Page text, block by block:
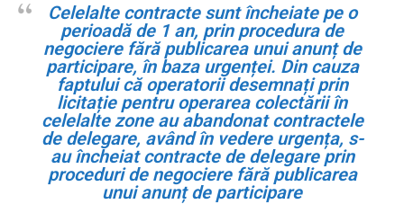
Celelalte contracte sunt încheiate pe o
perioadă de 1 an, prin procedura de
negociere fără publicarea unui anunț de
participare, în baza urgenței. Din cauza
faptului că operatorii desemnați prin
licitație pentru operarea colectării în
celelalte zone au abandonat contractele
de delegare, având în vedere urgența, s-
au încheiat contracte de delegare prin
proceduri de negociere fără publicarea
unui anunț de participare